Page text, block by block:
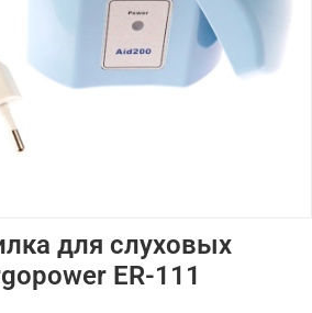
для слуховых
ER-111